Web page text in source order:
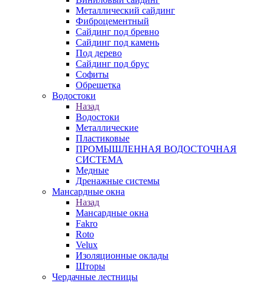
Металлический сайдинг
Фиброцементный
Сайдинг под бревно
Сайдинг под камень
Под дерево
Сайдинг под брус
Софиты
Обрешетка
Водостоки
Назад
Водостоки
Металлические
Пластиковые
ПРОМЫШЛЕННАЯ ВОДОСТОЧНАЯ
СИСТЕМА
Медные
Дренажные системы
Мансардные окна
Назад
Мансардные окна
Fakro
Roto
Velux
Изоляционные оклады
Шторы
Чердачные лестницы